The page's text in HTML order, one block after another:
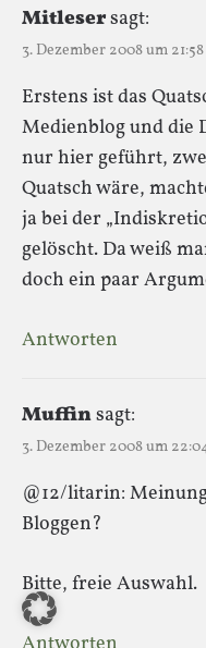
Mitlesersagt:
3. Dezember 2008 um
Erstens ist das
Medienblog und die
nur hier geführt,
Quatsch wäre,
ja bei der
gelöscht. Da weiß
doch ein paar
Antworten
Muffinsagt:
3. Dezember 2008 um
@12/litarin:
Bloggen?
Bitte, freie Auswahl.